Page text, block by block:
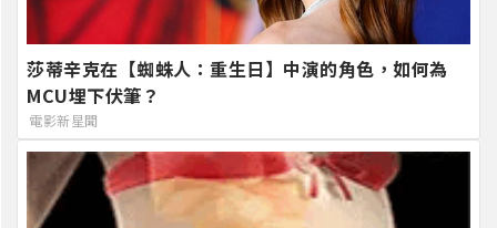
莎蒂辛克在【蜘蛛人：重生日】中演的角色，如何為
MCU埋下伏筆？
電影新星聞